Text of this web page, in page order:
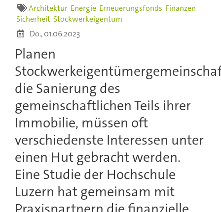
Architektur Energie Erneuerungsfonds Finanzen
Sicherheit Stockwerkeigentum
Do., 01.06.2023
Planen
die Sanierung des
gemeinschaftlichen Teils ihrer
Immobilie, müssen oft
verschiedenste Interessen unter
einen Hut gebracht werden.
Eine Studie der Hochschule
Luzern hat gemeinsam mit